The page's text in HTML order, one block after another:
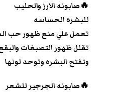
🔥صابونه الارز والحليب
للبشره الحساسه
تعمل علي منع ظهور حب
تقلل ظهور التصبغات
وتفتح البشره وتوحد لونها
🔥صابونه الجرجير للشعر